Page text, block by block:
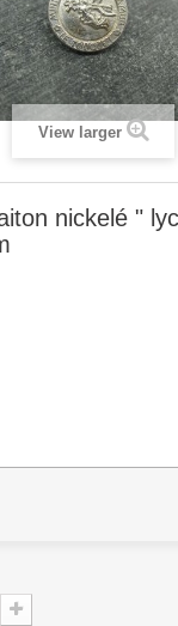
View larger
nickelé "